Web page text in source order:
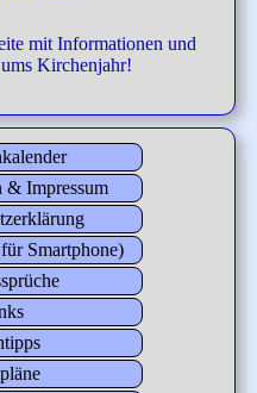
mit Informationen und
Kirchenjahr!
& Impressum
Smartphone)